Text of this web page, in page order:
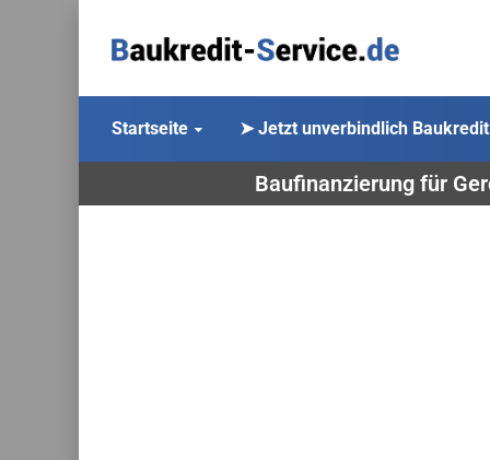
Startseite ➤ Jetzt unverbindlich
Baufinanzierung für